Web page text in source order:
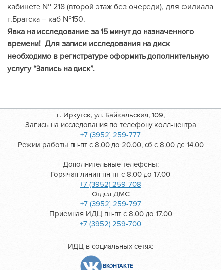
кабинете № 218 (второй этаж без очереди), для филиала
г.Братска – каб №150.
Явка на исследование за 15 минут до назначенного
времени! Для записи исследования на диск
необходимо в регистратуре оформить дополнительную
услугу “Запись на диск”.
г. Иркутск, ул. Байкальская, 109,
Запись на исследования по телефону колл-центра
+7 (3952) 259-777
Режим работы пн-пт с 8.00 до 20.00, сб с 8.00 до 14.00
Дополнительные телефоны:
Горячая линия пн-пт с 8.00 до 17.00
+7 (3952) 259-708
Отдел ДМС
+7 (3952) 259-797
Приемная ИДЦ пн-пт с 8.00 до 17.00
+7 (3952) 259-700
ИДЦ в социальных сетях:
ВКОНТАКТЕ